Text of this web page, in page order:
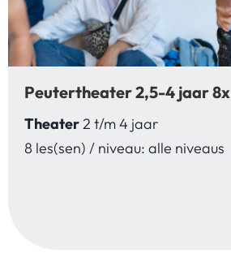
Peutertheater 2,5-4 jaar 8x
Theater2 t/m 4 jaar
8 les(sen) / niveau: alle niveaus